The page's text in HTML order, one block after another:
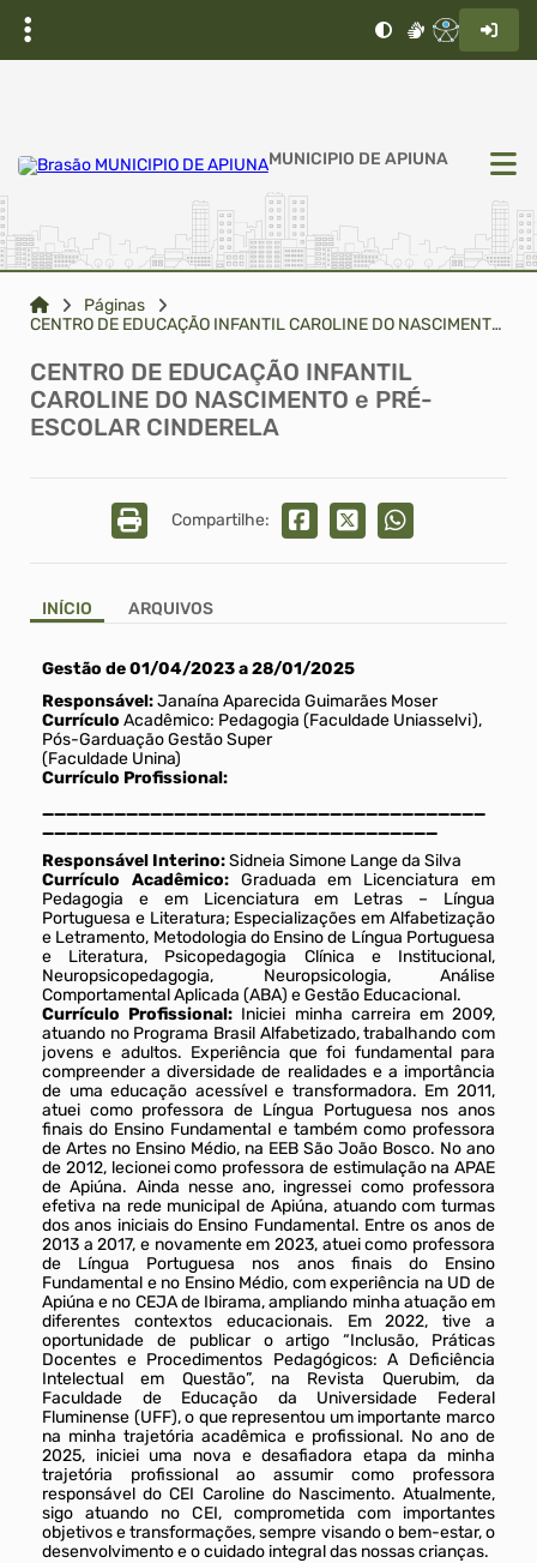
MUNICIPIO DE APIUNA
Páginas
CENTRO DE EDUCAÇÃO INFANTIL CAROLINE DO NASCIMENTO e PRÉ-ESCOLAR CINDERELA
CENTRO DE EDUCAÇÃO INFANTIL
CAROLINE DO NASCIMENTO e PRÉ-
ESCOLAR CINDERELA
Compartilhe:
INÍCIO ARQUIVOS
Gestão de 01/04/2023 a 28/01/2025
Responsável:Janaína Aparecida Guimarães Moser
Currículo Acadêmico: Pedagogia (Faculdade Uniasselvi),
Pós-Garduação Gestão Super
(Faculdade Unina)
Currículo Profissional:
_____________________________________
_________________________________
Responsável Interino:Sidneia Simone Lange da Silva
Currículo Acadêmico: Graduada em Licenciatura em
Pedagogia e em Licenciatura em Letras – Língua
Portuguesa e Literatura; Especializações em Alfabetização
e Letramento, Metodologia do Ensino de Língua Portuguesa
e Literatura, Psicopedagogia Clínica e Institucional,
Neuropsicopedagogia, Neuropsicologia, Análise
Comportamental Aplicada (ABA) e Gestão Educacional.
Currículo Profissional: Iniciei minha carreira em 2009,
atuando no Programa Brasil Alfabetizado, trabalhando com
jovens e adultos. Experiência que foi fundamental para
compreender a diversidade de realidades e a importância
de uma educação acessível e transformadora. Em 2011,
atuei como professora de Língua Portuguesa nos anos
finais do Ensino Fundamental e também como professora
de Artes no Ensino Médio, na EEB São João Bosco. No ano
de 2012, lecionei como professora de estimulação na APAE
de Apiúna. Ainda nesse ano, ingressei como professora
efetiva na rede municipal de Apiúna, atuando com turmas
dos anos iniciais do Ensino Fundamental. Entre os anos de
2013 a 2017, e novamente em 2023, atuei como professora
de Língua Portuguesa nos anos finais do Ensino
Fundamental e no Ensino Médio, com experiência na UD de
Apiúna e no CEJA de Ibirama, ampliando minha atuação em
diferentes contextos educacionais. Em 2022, tive a
oportunidade de publicar o artigo “Inclusão, Práticas
Docentes e Procedimentos Pedagógicos: A Deficiência
Intelectual em Questão”, na Revista Querubim, da
Faculdade de Educação da Universidade Federal
Fluminense (UFF), o que representou um importante marco
na minha trajetória acadêmica e profissional. No ano de
2025, iniciei uma nova e desafiadora etapa da minha
trajetória profissional ao assumir como professora
responsável do CEI Caroline do Nascimento. Atualmente,
sigo atuando no CEI, comprometida com importantes
objetivos e transformações, sempre visando o bem-estar, o
desenvolvimento e o cuidado integral das nossas crianças.